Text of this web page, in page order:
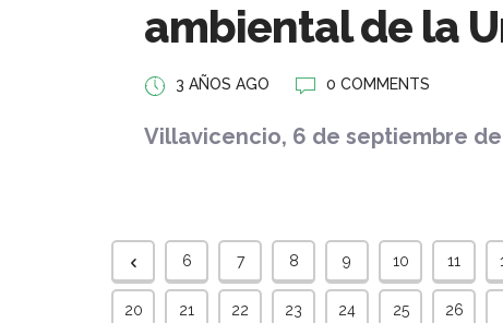
ambiental de la
3 AÑOS AGO 0 COMMENTS
Villavicencio, 6 de septiembre de
6 7 8 9 10 11
20 21 22 23 24 25 26